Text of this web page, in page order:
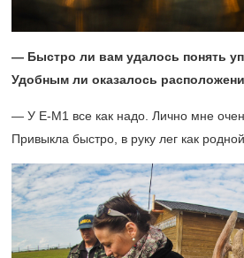
— Быстро ли вам удалось понять
Удобным ли оказалось
— У E-M1 все как надо. Лично мне
Привыкла быстро, в руку лег как родной.